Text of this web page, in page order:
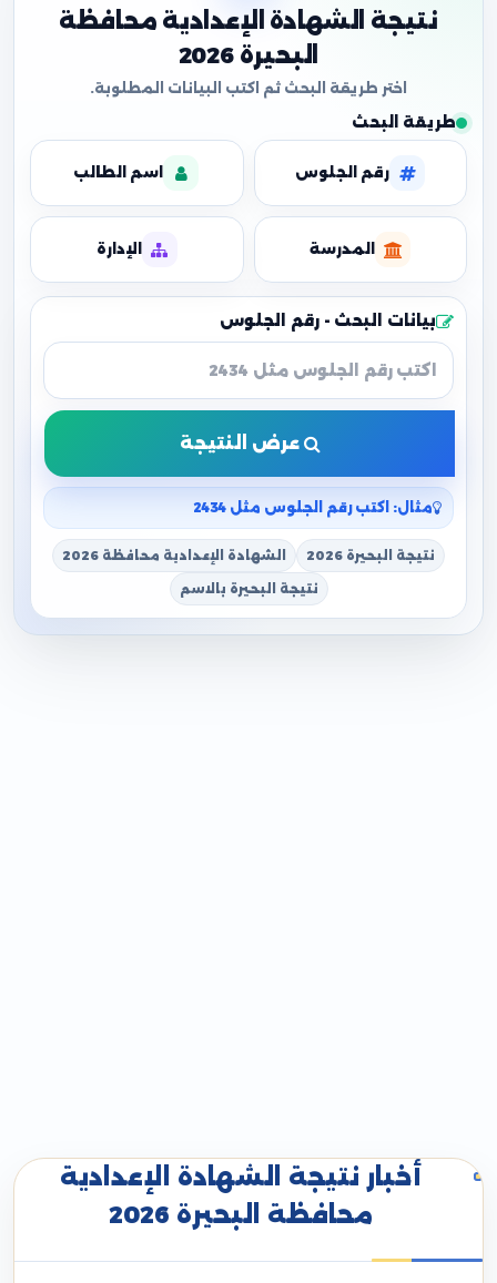
نتيجة الشهادة الإعدادية محافظة
البحيرة 2026
طريقة البحث
رقم الجلوس اسم الطالب
المدرسة الإدارة
بيانات البحث - رقم الجلوس
عرض النتيجة
مثال: اكتب رقم الجلوس مثل 2434
نتيجة البحيرة 2026 الشهادة الإعدادية محافظة 2026
نتيجة البحيرة بالاسم
أخبار نتيجة الشهادة الإعدادية
محافظة البحيرة 2026